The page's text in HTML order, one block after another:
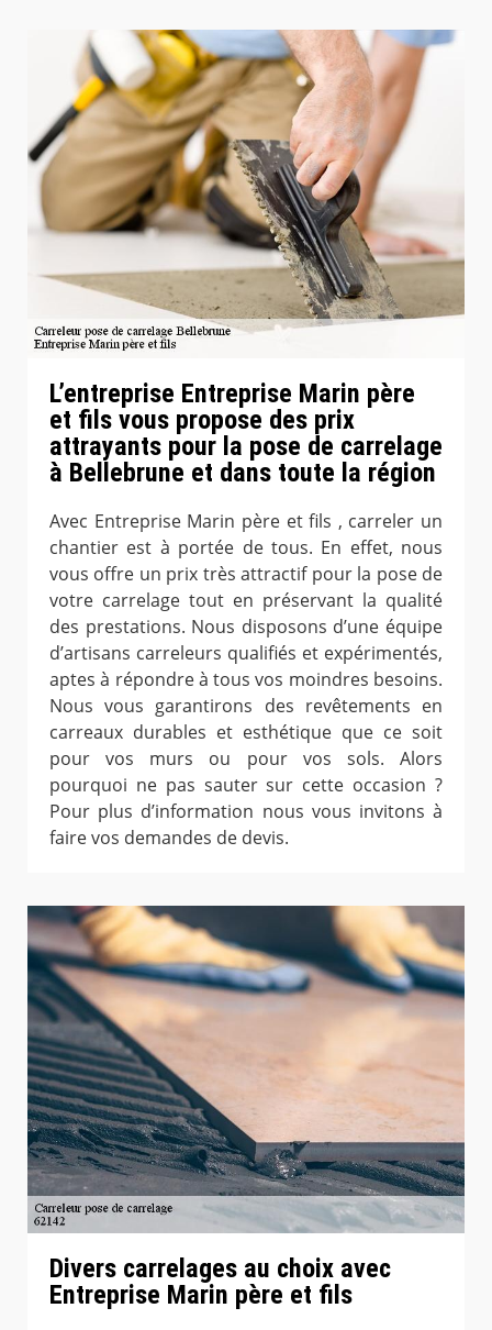
L’entreprise Entreprise Marin père
et fils vous propose des prix
attrayants pour la pose de carrelage
à Bellebrune et dans toute la région
Avec Entreprise Marin père et fils , carreler un
chantier est à portée de tous. En effet, nous
vous offre un prix très attractif pour la pose de
votre carrelage tout en préservant la qualité
des prestations. Nous disposons d’une équipe
d’artisans carreleurs qualifiés et expérimentés,
aptes à répondre à tous vos moindres besoins.
Nous vous garantirons des revêtements en
carreaux durables et esthétique que ce soit
pour vos murs ou pour vos sols. Alors
pourquoi ne pas sauter sur cette occasion ?
Pour plus d’information nous vous invitons à
faire vos demandes de devis.
Divers carrelages au choix avec
Entreprise Marin père et fils